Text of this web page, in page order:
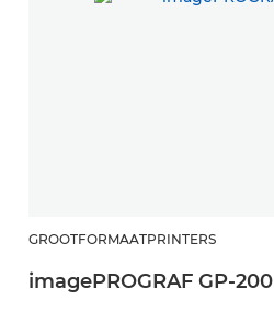
GROOTFORMAATPRINTERS
imagePROGRAF GP-200